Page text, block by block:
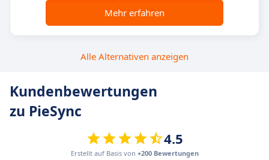
Mehr erfahren
Alle Alternativen anzeigen
Kundenbewertungen
zu PieSync
4.5
Erstellt auf Basis von +200 Bewertungen